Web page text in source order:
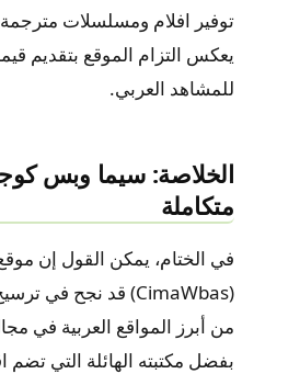
توفير افلام ومسلسلات مترجمة
يعكس التزام الموقع بتقديم
للمشاهد العربي.
الخلاصة: سيما وبس
متكاملة
في الختام، يمكن القول إن
(CimaWbas)
قد نجح في
من أبرز المواقع العربية في
بفضل مكتبته الهائلة التي تضم